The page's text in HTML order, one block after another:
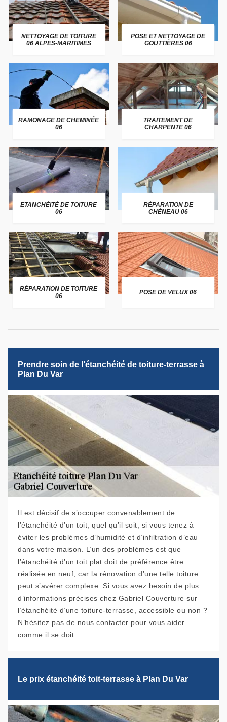
NETTOYAGE DE TOITURE
06 ALPES-MARITIMES
POSE ET NETTOYAGE DE
GOUTTIÈRES 06
RAMONAGE DE CHEMINÉE
06
TRAITEMENT DE
CHARPENTE 06
ETANCHÉITÉ DE TOITURE
06
RÉPARATION DE
CHÉNEAU 06
RÉPARATION DE TOITURE
06
POSE DE VELUX 06
Prendre soin de l’étanchéité de toiture-terrasse à
Plan Du Var
Il est décisif de s’occuper convenablement de
l’étanchéité d’un toit, quel qu’il soit, si vous tenez à
éviter les problèmes d’humidité et d’infiltration d’eau
dans votre maison. L’un des problèmes est que
l’étanchéité d’un toit plat doit de préférence être
réalisée en neuf, car la rénovation d’une telle toiture
peut s’avérer complexe. Si vous avez besoin de plus
d’informations précises chez Gabriel Couverture sur
l’étanchéité d’une toiture-terrasse, accessible ou non ?
N’hésitez pas de nous contacter pour vous aider
comme il se doit.
Le prix étanchéité toit-terrasse à Plan Du Var